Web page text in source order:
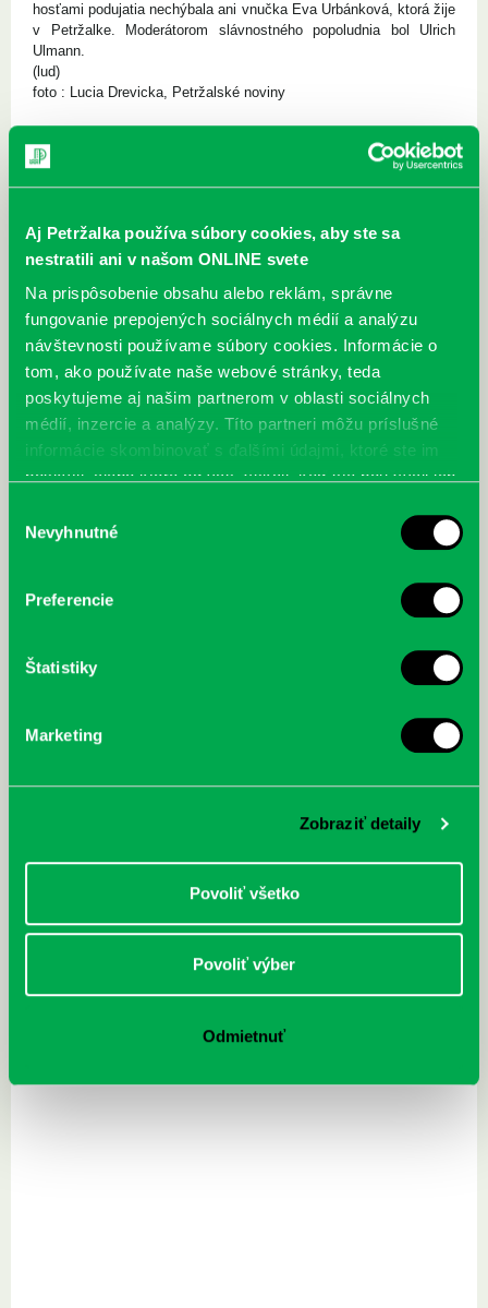
Aj Petržalka používa súbory cookies, aby ste sa
nestratili ani v našom ONLINE svete
Na prispôsobenie obsahu alebo reklám, správne
fungovanie prepojených sociálnych médií a analýzu
návštevnosti používame súbory cookies. Informácie o
tom, ako používate naše webové stránky, teda
poskytujeme aj našim partnerom v oblasti sociálnych
médií, inzercie a analýzy. Títo partneri môžu príslušné
informácie skombinovať s ďalšími údajmi, ktoré ste im
poskytli, alebo ktoré od vás získali, keď ste používali ich
súhlasu
Nevyhnutné
Preferencie
Štatistiky
Marketing
Zobraziť detaily
Povoliť všetko
Povoliť výber
Odmietnuť
hosťami podujatia nechýbala ani vnučka Eva Urbánková, ktorá žije
v Petržalke. Moderátorom slávnostného popoludnia bol Ulrich
Ulmann.
(lud)
foto : Lucia Drevicka, Petržalské noviny
PSFU-01.jpg PSFU-02.jpg
PSFU-03.jpg PSFU-04.jpg
PSFU-09.jpg